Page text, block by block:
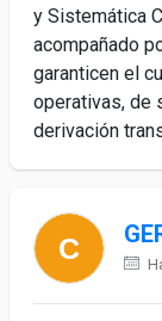
y Sistemática
acompañado
garanticen el
operativas, de
derivación